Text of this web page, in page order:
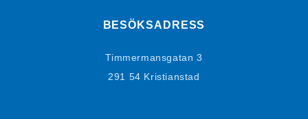
BESÖKSADRESS
Timmermansgatan 3
291 54 Kristianstad